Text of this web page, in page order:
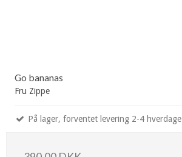
Go bananas
Fru Zippe
På lager, forventet levering 2-4 hverdage